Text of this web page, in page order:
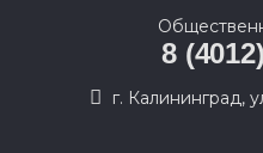
8
г. Калининград,